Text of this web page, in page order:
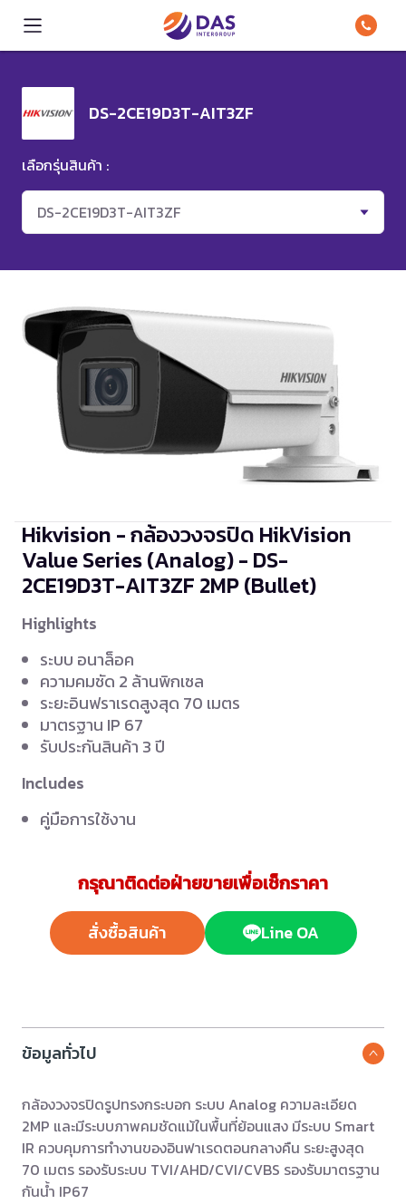
DS-2CE19D3T-AIT3ZF
เลือกรุ่นสินค้า :
DS-2CE19D3T-AIT3ZF
Hikvision - กล้องวงจรปิด HikVision
Value Series (Analog) - DS-
2CE19D3T-AIT3ZF 2MP (Bullet)
Highlights
ระบบ อนาล็อค
ความคมชัด 2 ล้านพิกเซล
ระยะอินฟราเรดสูงสุด 70 เมตร
มาตรฐาน IP 67
รับประกันสินค้า 3 ปี
Includes
คู่มือการใช้งาน
กรุณาติดต่อฝ่ายขายเพื่อเช็กราคา
สั่งซื้อสินค้า Line OA
ข้อมูลทั่วไป
กล้องวงจรปิดรูปทรงกระบอก ระบบ Analog ความละเอียด
2MP และมีระบบภาพคมชัดแม้ในพื้นที่ย้อนแสง มีระบบ Smart
IR ควบคุมการทำงานของอินฟาเรดตอนกลางคืน ระยะสูงสุด
70 เมตร รองรับระบบ TVI/AHD/CVI/CVBS รองรับมาตรฐาน
กันน้ำ IP67